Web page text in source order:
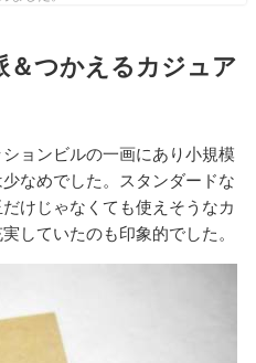
＆つかえるカジュア
ョンビルの一画にあり小規模
なめでした。スタンダードな
けじゃなくても使えそうなカ
していたのも印象的でした。